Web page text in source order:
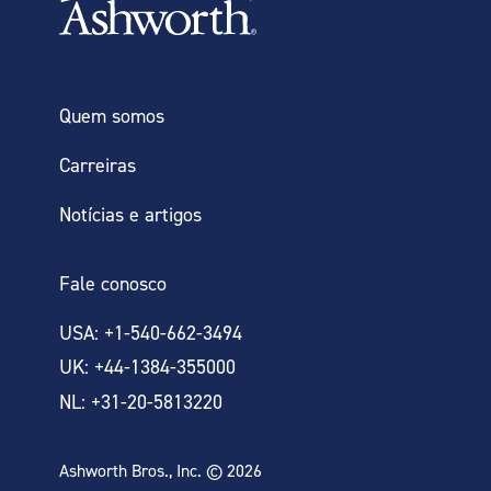
ISSO ATENDE ÀS
NECESSIDADES DO SEU
PROJETO?
contendo gelo, um tambor de gaiola é normalmente usado.
Polia de disco de corte a laser
Quem somos
Carreiras
Notícias e artigos
Fale conosco
USA: +1-540-662-3494
UK: +44-1384-355000
NL: +31-20-5813220
Ashworth Bros., Inc. © 2026